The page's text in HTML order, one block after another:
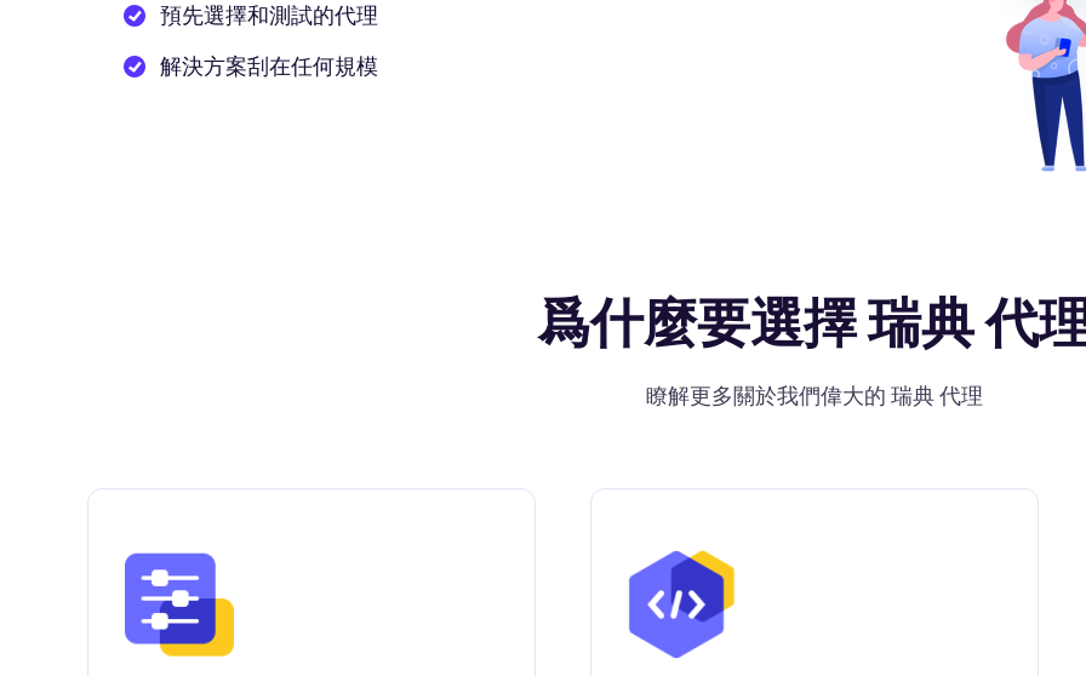
預先選擇和測試的代理
解決方案刮在任何規模
爲什麼要選擇 瑞典 代
瞭解更多關於我們偉大的 瑞典 代理